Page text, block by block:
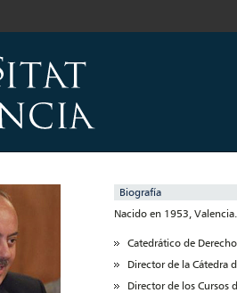
Biografía
Nacido en 1953, Valencia.
Catedrático de
Director de la Cátedra
Director de los Cursos